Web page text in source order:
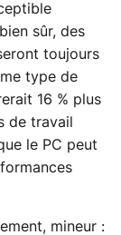
sûr, des
toujours
type de
16 % plus
de travail
le PC peut
mineur :